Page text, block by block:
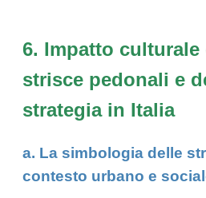
6. Impatto
strisce pedonali e
strategia in Italia
a. La simbologia delle
contesto urbano e